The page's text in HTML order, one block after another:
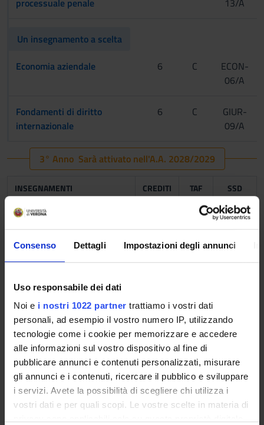
Consenso Dettagli Impostazioni degli annunci
Uso responsabile dei dati
Noi e i nostri 1022 partner trattiamo i vostri dati
personali, ad esempio il vostro numero IP, utilizzando
tecnologie come i cookie per memorizzare e accedere
alle informazioni sul vostro dispositivo al fine di
pubblicare annunci e contenuti personalizzati, misurare
gli annunci e i contenuti, ricercare il pubblico e sviluppare
i servizi. Avete la possibilità di scegliere chi utilizza i
vostri dati e per quali scopi. Le vostre scelte in materia di
processuale penale
13/A
Un insegnamento a scelta
Economia aziendale
6 C
ECON-
06/A
Fondamenti di diritto
internazionale
6 C
GIUR-
09/A
3° Anno Sarà attivato nell'A.A. 2028/2029
INSEGNAMENTI CREDITI TAF SSD
Diritto tributario
GIUR-
08/A
Diritto del lavoro e sindacale 9 B
GIUR-
Tre insegnamenti a scelta
Diritto degli enti ecclesiastici
6 C
GIUR-
Diritto dei contratti pubblici 6 C
GIUR-
06/A